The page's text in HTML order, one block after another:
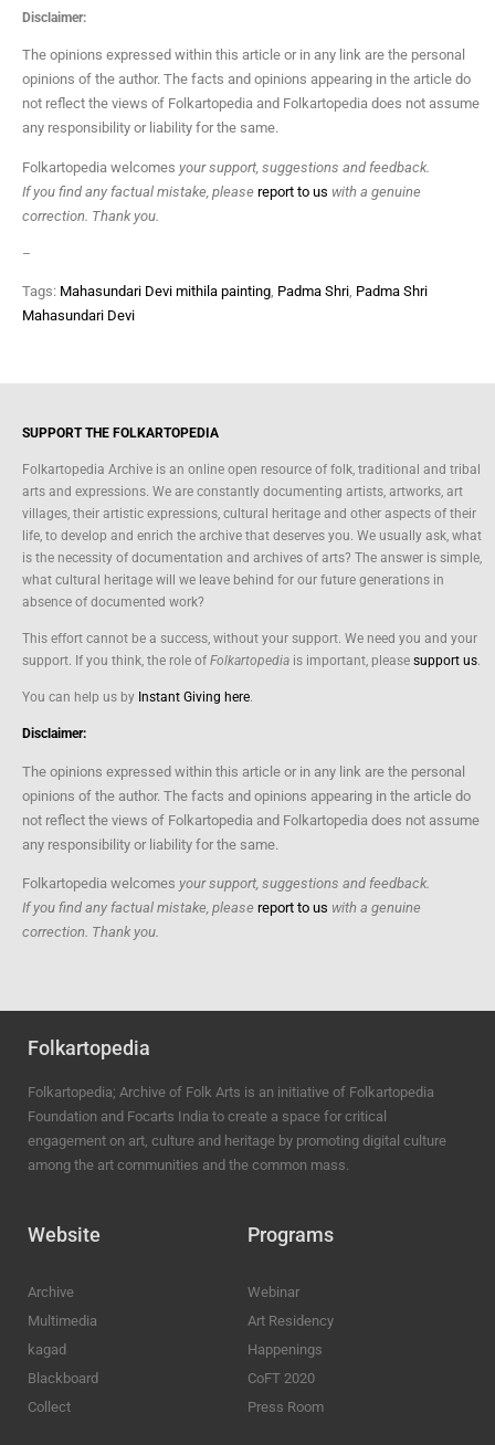
Disclaimer:
The opinions expressed within this article or in any link are the personal
opinions of the author. The facts and opinions appearing in the article do
not reflect the views of Folkartopedia and Folkartopedia does not assume
any responsibility or liability for the same.
Folkartopedia welcomes your support, suggestions and feedback.
If you find any factual mistake, please report to us with a genuine
correction. Thank you.
–
Tags: Mahasundari Devi mithila painting Padma Shri Padma Shri
Mahasundari Devi
SUPPORT THE FOLKARTOPEDIA
Folkartopedia Archive is an online open resource of folk, traditional and tribal
arts and expressions. We are constantly documenting artists, artworks, art
villages, their artistic expressions, cultural heritage and other aspects of their
life, to develop and enrich the archive that deserves you. We usually ask, what
is the necessity of documentation and archives of arts? The answer is simple,
what cultural heritage will we leave behind for our future generations in
absence of documented work?
This effort cannot be a success, without your support. We need you and your
support. If you think, the role of Folkartopedia is important, please support us.
You can help us by Instant Giving here.
Disclaimer:
The opinions expressed within this article or in any link are the personal
opinions of the author. The facts and opinions appearing in the article do
not reflect the views of Folkartopedia and Folkartopedia does not assume
any responsibility or liability for the same.
Folkartopedia welcomes your support, suggestions and feedback.
If you find any factual mistake, please report to us with a genuine
correction. Thank you.
Folkartopedia
Folkartopedia; Archive of Folk Arts is an initiative of Folkartopedia
Foundation and Focarts India to create a space for critical
engagement on art, culture and heritage by promoting digital culture
among the art communities and the common mass.
Website
Archive
Multimedia
kagad
Blackboard
Collect
Programs
Webinar
Art Residency
Happenings
CoFT 2020
Press Room